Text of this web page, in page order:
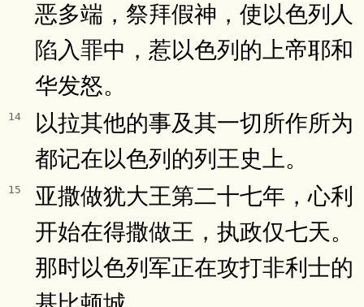
恶多端，祭拜假神，使以色列人
陷入罪中，惹以色列的上帝耶和
华发怒。
14
以拉其他的事及其一切所作所为
都记在以色列的列王史上。
15
亚撒做犹大王第二十七年，心利
开始在得撒做王，执政仅七天。
那时以色列军正在攻打非利士的